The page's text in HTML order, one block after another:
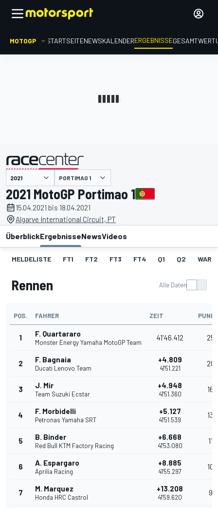
MOTOGP STARTSEITENEWSKALENDERERGEBNISSE
PORTIMAO 1
2021 MotoGP Portimao 1
15.04.2021 bis 18.04.2021
Algarve International Circuit, PT
ÜberblickErgebnisseNewsVideos
MELDELISTE FT1 FT2 FT3 FT4 Q1 Q2
Rennen Alle Daten
POS. FAHRER ZEIT
1 F. Quartararo
Monster Energy Yamaha MotoGP Team
41'46.412 25
2 F. Bagnaia
Ducati Lenovo Team
+4.809
41'51.221
20
3 J. Mir
Team Suzuki Ecstar
+4.948
41'51.360
16
4 F. Morbidelli
Petronas Yamaha SRT
+5.127
41'51.539
13
5 B. Binder
Red Bull KTM Factory Racing
+6.668
41'53.080
11
6 A. Espargaro
Aprilia Racing
+8.885
41'55.297
10
7 M. Marquez
Honda HRC Castrol
+13.208
41'59.620
9